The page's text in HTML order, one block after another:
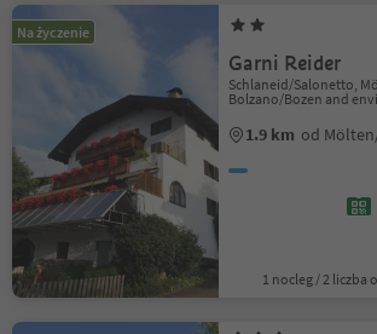
Na życzenie
Garni Reider
Schlaneid/Salonetto,
Bolzano/Bozen and
1.9 km od
1 nocleg / 2 liczba